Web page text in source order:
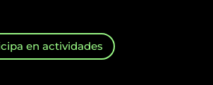
en actividades